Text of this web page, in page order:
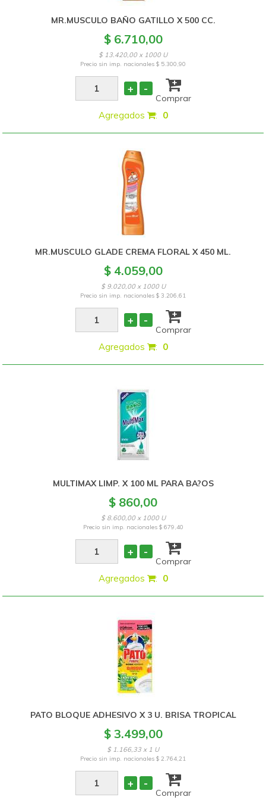
MR.MUSCULO BAÑO GATILLO X 500 CC.
$ 6.710,00
$ 13.420,00 x 1000 U
Precio sin imp. nacionales$ 5.300,90
+ -
Comprar
Agregados : 0
MR.MUSCULO GLADE CREMA FLORAL X 450 ML.
$ 4.059,00
$ 9.020,00 x 1000 U
Precio sin imp. nacionales$ 3.206,61
+ -
Comprar
Agregados : 0
MULTIMAX LIMP. X 100 ML PARA BA?OS
$ 860,00
$ 8.600,00 x 1000 U
Precio sin imp. nacionales $ 679,40
+ -
Comprar
Agregados : 0
PATO BLOQUE ADHESIVO X 3 U. BRISA TROPICAL
$ 3.499,00
$ 1.166,33 x 1 U
Precio sin imp. nacionales$ 2.764,21
+ -
Comprar